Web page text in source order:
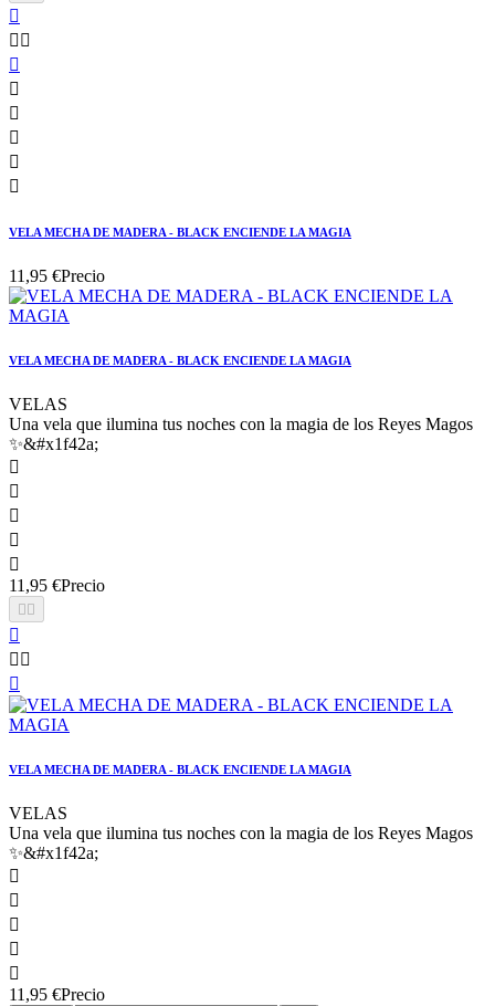

 






VELA MECHA DE MADERA - BLACK ENCIENDE LA MAGIA
11,95 €Precio
VELA MECHA DE MADERA - BLACK ENCIENDE LA MAGIA
VELAS
Una vela que ilumina tus noches con la magia de los Reyes Magos
✨&#x1f42a;





11,95 €Precio
 

 

VELA MECHA DE MADERA - BLACK ENCIENDE LA MAGIA
VELAS
Una vela que ilumina tus noches con la magia de los Reyes Magos
✨&#x1f42a;





11,95 €Precio